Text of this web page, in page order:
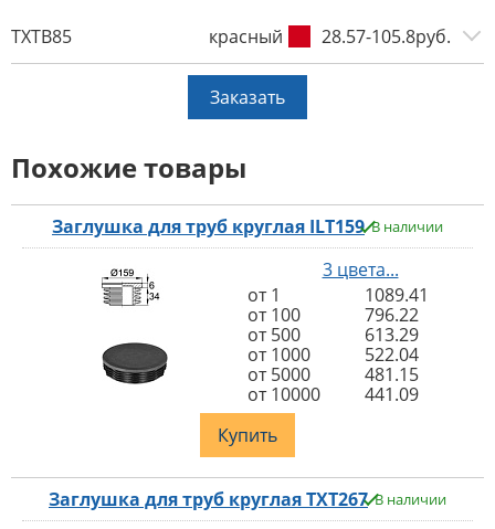
TXTB85 красный 28.57-105.8руб.
Заказать
Похожие товары
Заглушка для труб круглая ILT159 В наличии
3 цвета...
от 1
1089.41
от 100
796.22
от 500
613.29
от 1000
522.04
от 5000
481.15
от 10000
441.09
Купить
Заглушка для труб круглая TXT267 В наличии